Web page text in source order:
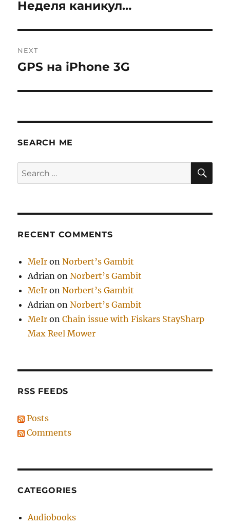
Previous
Неделя каникул…
NEXT
Next
GPS на iPhone 3G
SEARCH ME
Search
for:
RECENT COMMENTS
MeIr onNorbert’s Gambit
Adrian onNorbert’s Gambit
MeIr onNorbert’s Gambit
Adrian onNorbert’s Gambit
MeIr onChain issue with Fiskars StaySharp
Max Reel Mower
RSS FEEDS
Posts
Comments
CATEGORIES
Audiobooks